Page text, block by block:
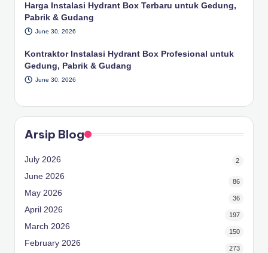
Harga Instalasi Hydrant Box Terbaru untuk Gedung,
Pabrik & Gudang
June 30, 2026
Kontraktor Instalasi Hydrant Box Profesional untuk
Gedung, Pabrik & Gudang
June 30, 2026
Arsip Blog
July 2026 2
June 2026
86
May 2026
36
April 2026
197
March 2026
150
February 2026
273